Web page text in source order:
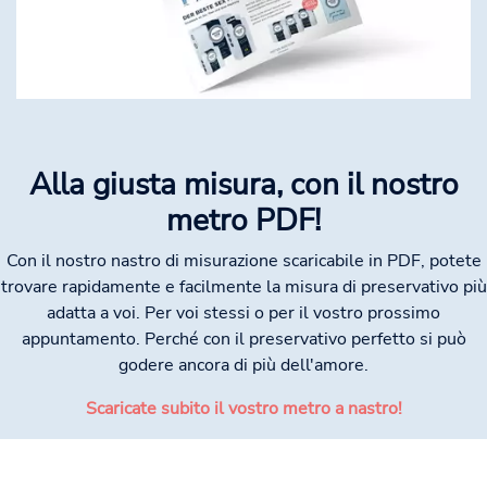
Alla giusta misura, con il nostro
metro PDF!
Con il nostro nastro di misurazione scaricabile in PDF, potete
trovare rapidamente e facilmente la misura di preservativo più
adatta a voi. Per voi stessi o per il vostro prossimo
appuntamento. Perché con il preservativo perfetto si può
godere ancora di più dell'amore.
Scaricate subito il vostro metro a nastro!